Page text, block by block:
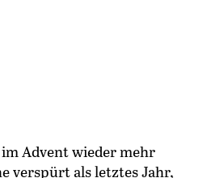
Advent wieder mehr
verspürt als letztes Jahr,